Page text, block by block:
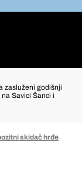
zasluženi godišnji
Savici Šanci i
skidač hrđe